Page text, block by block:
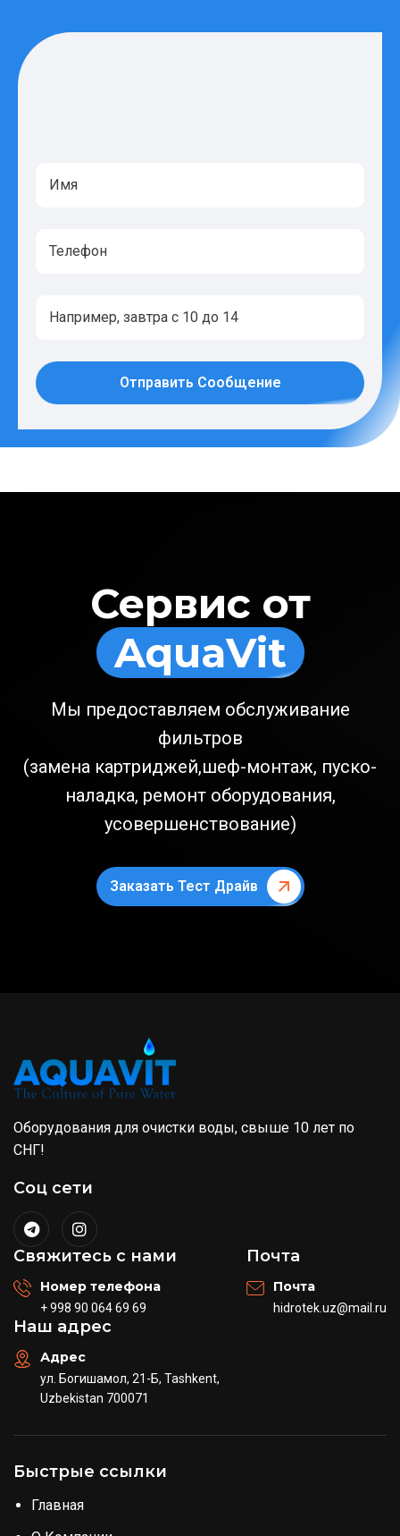
Отправить Сообщение
Сервис от
AquaVit
Мы предоставляем обслуживание
фильтров
(замена картриджей,шеф-монтаж, пуско-
наладка, ремонт оборудования,
усовершенствование)
Заказать Тест Драйв
Оборудования для очистки воды, свыше 10 лет по
СНГ!
Соц сети
Свяжитесь с нами
Номер телефона
+ 998 90 064 69 69
Почта
Почта
hidrotek.uz@mail.ru
Наш адрес
Адрес
ул. Богишамол, 21-Б, Tashkent,
Uzbekistan 700071
Быстрые ссылки
Главная